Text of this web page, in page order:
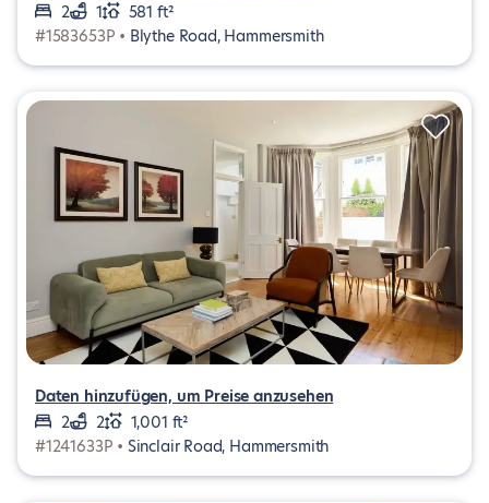
2
1
581 ft²
#1583653P • Blythe Road, Hammersmith
Daten hinzufügen, um Preise anzusehen
2
2
1,001 ft²
#1241633P • Sinclair Road, Hammersmith